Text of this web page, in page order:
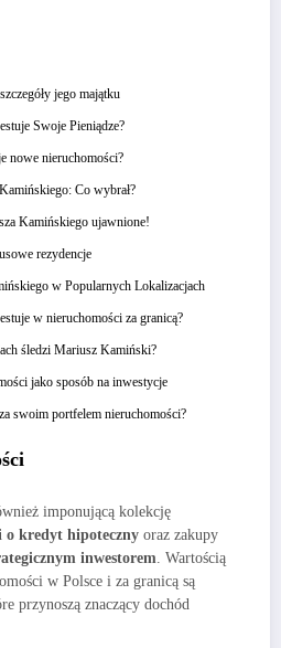
jego majątku
Swoje Pieniądze?
nowe nieruchomości?
Co wybrał?
Kamińskiego ujawnione!
rezydencje
w Popularnych Lokalizacjach
w nieruchomości za granicą?
śledzi Mariusz Kamiński?
jako sposób na inwestycje
swoim portfelem nieruchomości?
imponującą kolekcję
o kredyt hipoteczny oraz zakupy
inwestorem . Wartością
w Polsce i za granicą są
przynoszą znaczący dochód